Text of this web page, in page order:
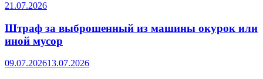
21.07.2026
Штраф за выброшенный из машины окурок или
иной мусор
09.07.202613.07.2026